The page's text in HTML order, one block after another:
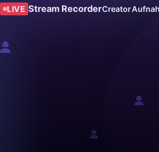
LIVE Stream RecorderCreator